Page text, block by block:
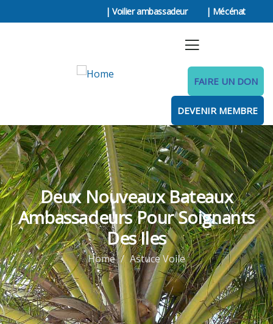
| Voilier ambassadeur | Mécénat
FAIRE UN DON
DEVENIR MEMBRE
Deux Nouveaux Bateaux
Ambassadeurs Pour Soignants
Des Iles
Home Astuce Voile